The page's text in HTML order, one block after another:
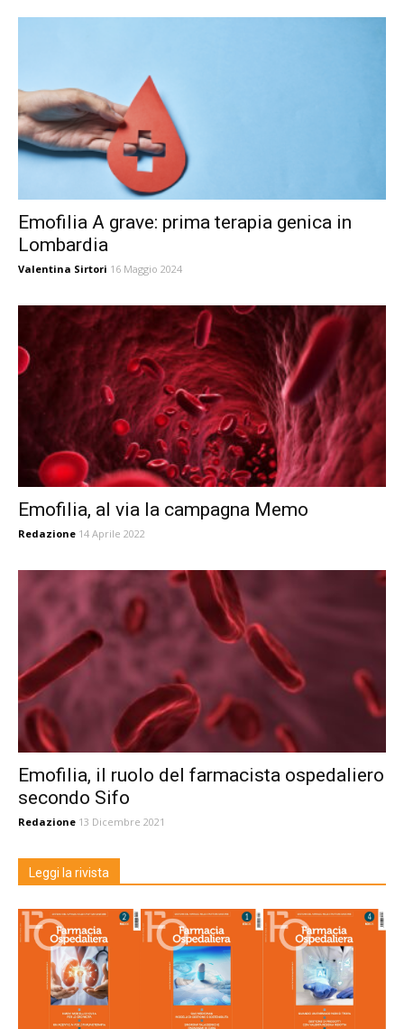
Emofilia A grave: prima terapia genica in
Lombardia
Valentina Sirtori 16 Maggio 2024
Emofilia, al via la campagna Memo
Redazione 14 Aprile 2022
Emofilia, il ruolo del farmacista ospedaliero
secondo Sifo
Redazione 13 Dicembre 2021
Leggi la rivista